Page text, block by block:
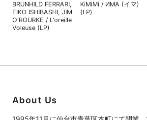
BRUNHILD FERRARI,
EIKO ISHIBASHI, JIM
O'ROURKE / L'oreille
Voleuse (LP)
KiMiMi / ИМА (イマ)
(LP)
About Us